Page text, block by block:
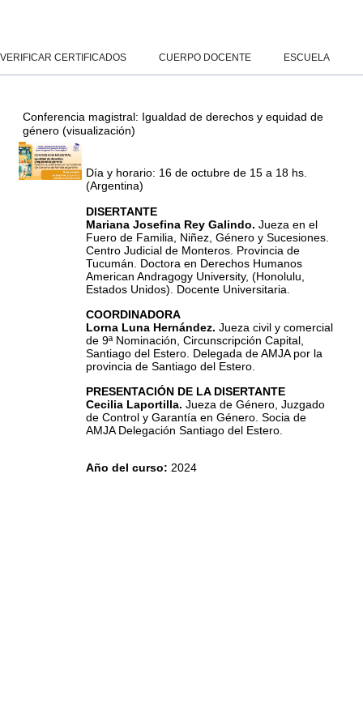
VERIFICAR CERTIFICADOS CUERPO DOCENTE ESCUELA
Conferencia magistral: Igualdad de derechos y equidad de
género (visualización)
Día y horario: 16 de octubre de 15 a 18 hs.
(Argentina)
DISERTANTE
Mariana Josefina Rey Galindo. Jueza en el
Fuero de Familia, Niñez, Género y Sucesiones.
Centro Judicial de Monteros. Provincia de
Tucumán. Doctora en Derechos Humanos
American Andragogy University, (Honolulu,
Estados Unidos). Docente Universitaria.
COORDINADORA
Lorna Luna Hernández. Jueza civil y comercial
de 9ª Nominación, Circunscripción Capital,
Santiago del Estero. Delegada de AMJA por la
provincia de Santiago del Estero.
PRESENTACIÓN DE LA DISERTANTE
Cecilia Laportilla. Jueza de Género, Juzgado
de Control y Garantía en Género. Socia de
AMJA Delegación Santiago del Estero.
Año del curso: 2024